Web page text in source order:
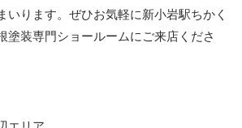
いります。ぜひお気軽に新小岩駅ちかく
塗装専門ショールームにご来店くださ